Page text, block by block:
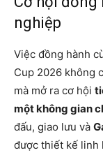
nghiệp
Việc đồng hành
Cup 2026 không
mà mở ra cơ hội
một không gian
đấu, giao lưu và
được thiết kế linh